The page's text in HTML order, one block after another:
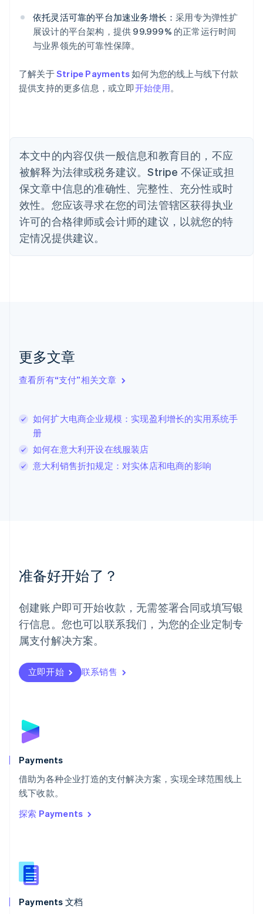
依托灵活可靠的平台加速业务增长：采用专为弹性扩
展设计的平台架构，提供 99.999% 的正常运行时间
与业界领先的可靠性保障。
了解关于Stripe Payments如何为您的线上与线下付款
提供支持的更多信息，或立即开始使用。
本文中的内容仅供一般信息和教育目的，不应
被解释为法律或税务建议。Stripe 不保证或担
保文章中信息的准确性、完整性、充分性或时
效性。您应该寻求在您的司法管辖区获得执业
许可的合格律师或会计师的建议，以就您的特
定情况提供建议。
更多文章
查看所有“支付”相关文章
如何扩大电商企业规模：实现盈利增长的实用系统手
册
如何在意大利开设在线服装店
意大利销售折扣规定：对实体店和电商的影响
准备好开始了？
创建账户即可开始收款，无需签署合同或填写银
行信息。您也可以联系我们，为您的企业定制专
属支付解决方案。
立即开始 联系销售
Payments
借助为各种企业打造的支付解决方案，实现全球范围线上
线下收款。
探索 Payments
Payments 文档
English
奥地利
Deutsch English
澳大利亚
巴西
PortuguêsEnglish
English
丹麦
English
德国
DeutschEnglish
法国
FrançaisEnglish
芬兰
EnglishSvenska
English Italiano
拉脱维亚
立陶宛
DeutschEnglish
卢森堡
罗马尼亚
English
挪威
葡萄牙
Português English
日本
日本語English
瑞典
瑞士
DeutschFrançais
English
斯洛文尼亚
泰国
ไทยEnglish
希腊
English
西班牙
新西兰
English
匈牙利
English